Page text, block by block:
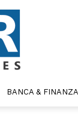
BANCA &